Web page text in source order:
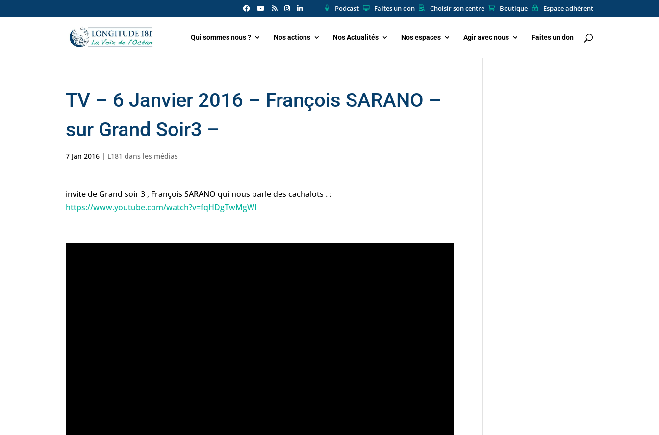
Podcast Faites un don Choisir son centre Boutique Espace adhérent
Qui sommes nous ? Nos actions Nos Actualités Nos espaces Agir avec nous Faites un don
TV – 6 Janvier 2016 – François SARANO –
sur Grand Soir3 –
7 Jan 2016 | L181 dans les médias
invite de Grand soir 3 , François SARANO qui nous parle des cachalots . :
https://www.youtube.com/watch?v=fqHDgTwMgWI